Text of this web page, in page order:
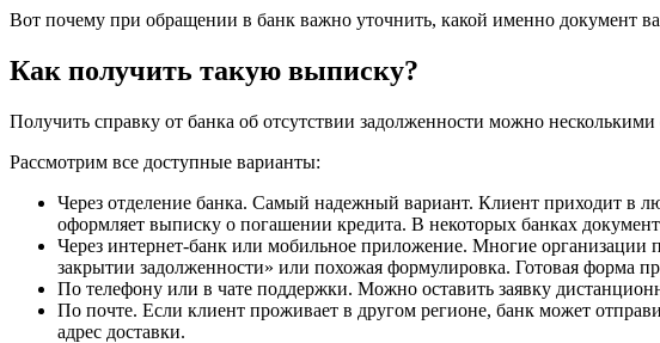
Вот почему при обращении в банк важно уточнить, какой именно документ
Как получить такую выписку?
Получить справку от банка об отсутствии задолженности можно
Рассмотрим все доступные варианты:
Через отделение банка. Самый надежный вариант. Клиент приходит в
оформляет выписку о погашении кредита. В некоторых банках
Через интернет-банк или мобильное приложение. Многие организации
закрытии задолженности» или похожая формулировка. Готовая форма
По телефону или в чате поддержки. Можно оставить заявку
По почте. Если клиент проживает в другом регионе, банк может
адрес доставки.